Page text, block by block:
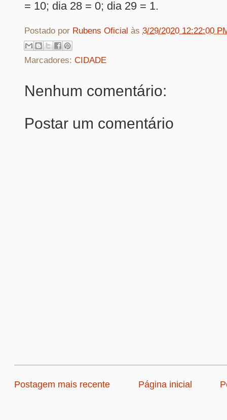
= 10; dia 28 = 0; dia 29 = 1.
Postado por Rubens Oficial às 3/29/2020 12:22:00
Marcadores: CIDADE
Nenhum comentário:
Postar um comentário
Postagem mais recente Página inicial